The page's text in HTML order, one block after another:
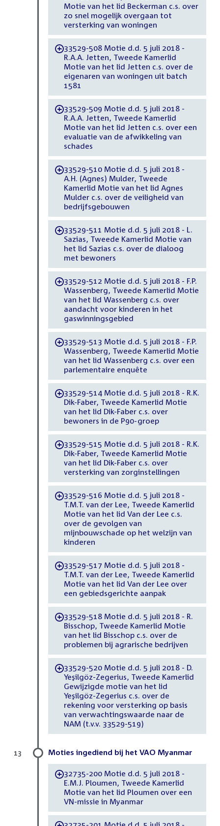
Motie van het lid Beckerman c.s. over
zo snel mogelijk overgaan tot
versterking van woningen
-33529-508 Motie d.d. 5 juli 2018 -
R.A.A. Jetten, Tweede Kamerlid
Motie van het lid Jetten c.s. over de
eigenaren van woningen uit batch
1581
-33529-509 Motie d.d. 5 juli 2018 -
R.A.A. Jetten, Tweede Kamerlid
Motie van het lid Jetten c.s. over een
evaluatie van de afwikkeling van
schades
-33529-510 Motie d.d. 5 juli 2018 -
A.H. (Agnes) Mulder, Tweede
Kamerlid Motie van het lid Agnes
Mulder c.s. over de veiligheid van
bedrijfsgebouwen
-33529-511 Motie d.d. 5 juli 2018 - L.
Sazias, Tweede Kamerlid Motie van
het lid Sazias c.s. over de dialoog
met bewoners
-33529-512 Motie d.d. 5 juli 2018 - F.P.
Wassenberg, Tweede Kamerlid Motie
van het lid Wassenberg c.s. over
aandacht voor kinderen in het
gaswinningsgebied
-33529-513 Motie d.d. 5 juli 2018 - F.P.
Wassenberg, Tweede Kamerlid Motie
van het lid Wassenberg c.s. over een
parlementaire enquête
-33529-514 Motie d.d. 5 juli 2018 - R.K.
Dik-Faber, Tweede Kamerlid Motie
van het lid Dik-Faber c.s. over
bewoners in de P90-groep
-33529-515 Motie d.d. 5 juli 2018 - R.K.
Dik-Faber, Tweede Kamerlid Motie
van het lid Dik-Faber c.s. over
versterking van zorginstellingen
-33529-516 Motie d.d. 5 juli 2018 -
T.M.T. van der Lee, Tweede Kamerlid
Motie van het lid Van der Lee c.s.
over de gevolgen van
mijnbouwschade op het welzijn van
kinderen
-33529-517 Motie d.d. 5 juli 2018 -
T.M.T. van der Lee, Tweede Kamerlid
Motie van het lid Van der Lee over
een gebiedsgerichte aanpak
-33529-518 Motie d.d. 5 juli 2018 - R.
Bisschop, Tweede Kamerlid Motie
van het lid Bisschop c.s. over de
problemen bij agrarische bedrijven
-33529-520 Motie d.d. 5 juli 2018 - D.
Yeşilgöz-Zegerius, Tweede Kamerlid
Gewijzigde motie van het lid
Yeşilgöz-Zegerius c.s. over de
rekening voor versterking op basis
van verwachtingswaarde naar de
NAM (t.v.v. 33529-519)
Moties ingediend bij het VAO Myanmar
-32735-200 Motie d.d. 5 juli 2018 -
E.M.J. Ploumen, Tweede Kamerlid
Motie van het lid Ploumen over een
VN-missie in Myanmar
13